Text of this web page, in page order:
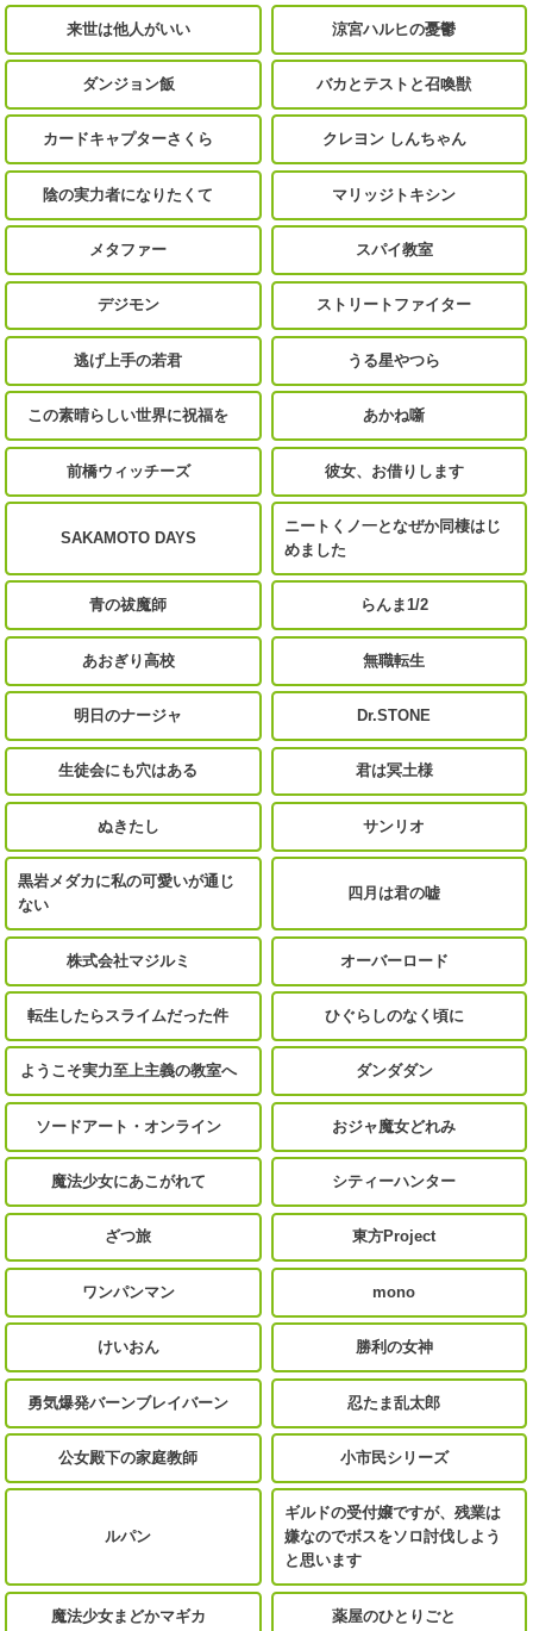
来世は他人がいい 涼宮ハルヒの憂鬱
ダンジョン飯 バカとテストと召喚獣
カードキャプターさくら クレヨン しんちゃん
陰の実力者になりたくて マリッジトキシン
メタファー スパイ教室
デジモン ストリートファイター
逃げ上手の若君 うる星やつら
この素晴らしい世界に祝福を あかね噺
前橋ウィッチーズ 彼女、お借りします
SAKAMOTO DAYS
ニートくノ一となぜか同棲はじ
めました
青の祓魔師 らんま1/2
あおぎり高校 無職転生
明日のナージャ Dr.STONE
生徒会にも穴はある 君は冥土様
ぬきたし サンリオ
黒岩メダカに私の可愛いが通じ
ない
四月は君の嘘
株式会社マジルミ オーバーロード
転生したらスライムだった件 ひぐらしのなく頃に
ようこそ実力至上主義の教室へ ダンダダン
ソードアート・オンライン おジャ魔女どれみ
魔法少女にあこがれて シティーハンター
ざつ旅 東方Project
ワンパンマン mono
けいおん 勝利の女神
勇気爆発バーンブレイバーン 忍たま乱太郎
公女殿下の家庭教師 小市民シリーズ
ルパン
ギルドの受付嬢ですが、残業は
嫌なのでボスをソロ討伐しよう
と思います
魔法少女まどかマギカ 薬屋のひとりごと